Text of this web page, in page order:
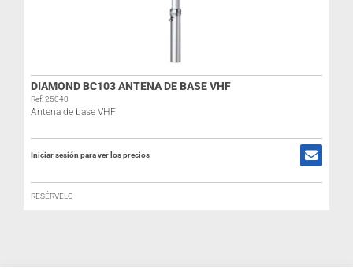
DIAMOND BC103 ANTENA DE BASE VHF
Ref: 25040
Antena de base VHF
Iniciar sesión para ver los precios
RESÉRVELO